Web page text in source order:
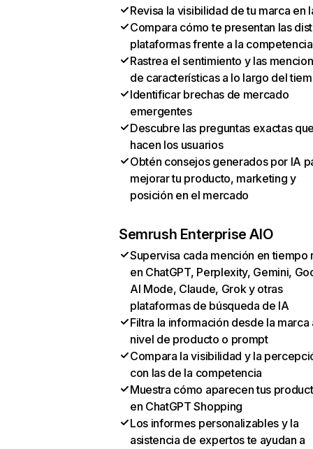
Revisa la visibilidad de tu marca en
Compara cómo te presentan las
plataformas frente a la competencia
Rastrea el sentimiento y las
de características a lo largo del
Identificar brechas de mercado
emergentes
Descubre las preguntas exactas
hacen los usuarios
Obtén consejos generados por IA
mejorar tu producto, marketing y
posición en el mercado
Semrush Enterprise AIO
Supervisa cada mención en tiempo
en ChatGPT, Perplexity, Gemini,
AI Mode, Claude, Grok y otras
plataformas de búsqueda de IA
Filtra la información desde la marca
nivel de producto o prompt
Compara la visibilidad y la
con las de la competencia
Muestra cómo aparecen tus
en ChatGPT Shopping
Los informes personalizables y la
asistencia de expertos te ayudan a